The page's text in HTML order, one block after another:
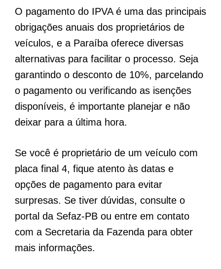
O pagamento do IPVA é uma das principais
obrigações anuais dos proprietários de
veículos, e a Paraíba oferece diversas
alternativas para facilitar o processo. Seja
garantindo o desconto de 10%, parcelando
o pagamento ou verificando as isenções
disponíveis, é importante planejar e não
deixar para a última hora.
Se você é proprietário de um veículo com
placa final 4, fique atento às datas e
opções de pagamento para evitar
surpresas. Se tiver dúvidas, consulte o
portal da Sefaz-PB ou entre em contato
com a Secretaria da Fazenda para obter
mais informações.